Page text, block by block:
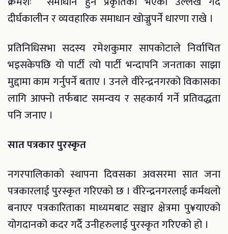
दीर्घकालीन र व्यवहारिक समाधान खोज्नुपर्ने धारणा राखे ।
प्रतिनिधिसभा सदस्य रमेशकुमार सापकोटाले निर्वाचित
भइसकेपछि यो पार्टी त्यो पार्टी भन्दापनि जनताका साझा
मुद्दामा काम गर्नुपर्ने बताए । उनले वीरेन्द्रनगरको विकासका
लागि आफ्नो तर्फबाट समन्वय र सहकार्य गर्ने प्रतिवद्धता
पनि जनाए ।
सात पत्रकार पुरस्कृत
नगरपालिकाको स्थापना दिवसका अवसरमा सात जना
पत्रकारलाई पुरस्कृत गरिएको छ । वीरेन्द्रनगरलाई कर्मथलो
बनाएर पत्रकारिताका माध्यमबाट सञ्चार क्षेत्रमा पु¥याएको
योगदानको कदर गर्दै उनीहरुलाई पुरस्कृत गरिएको हो ।